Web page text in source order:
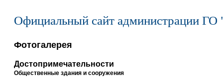
Официальный сайт администрации ГО
Фотогалерея
Достопримечательности
Общественные здания и сооружения